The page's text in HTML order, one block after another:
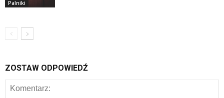
Palniki
ZOSTAW ODPOWIEDŹ